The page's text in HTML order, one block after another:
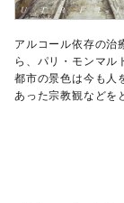
アルコール依存の治
ら、パリ・モンマル
都市の景色は今も人
あった宗教観などを